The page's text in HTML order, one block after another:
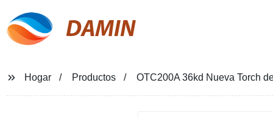
DAMIN
Hogar Productos OTC200A 36kd Nueva Torch